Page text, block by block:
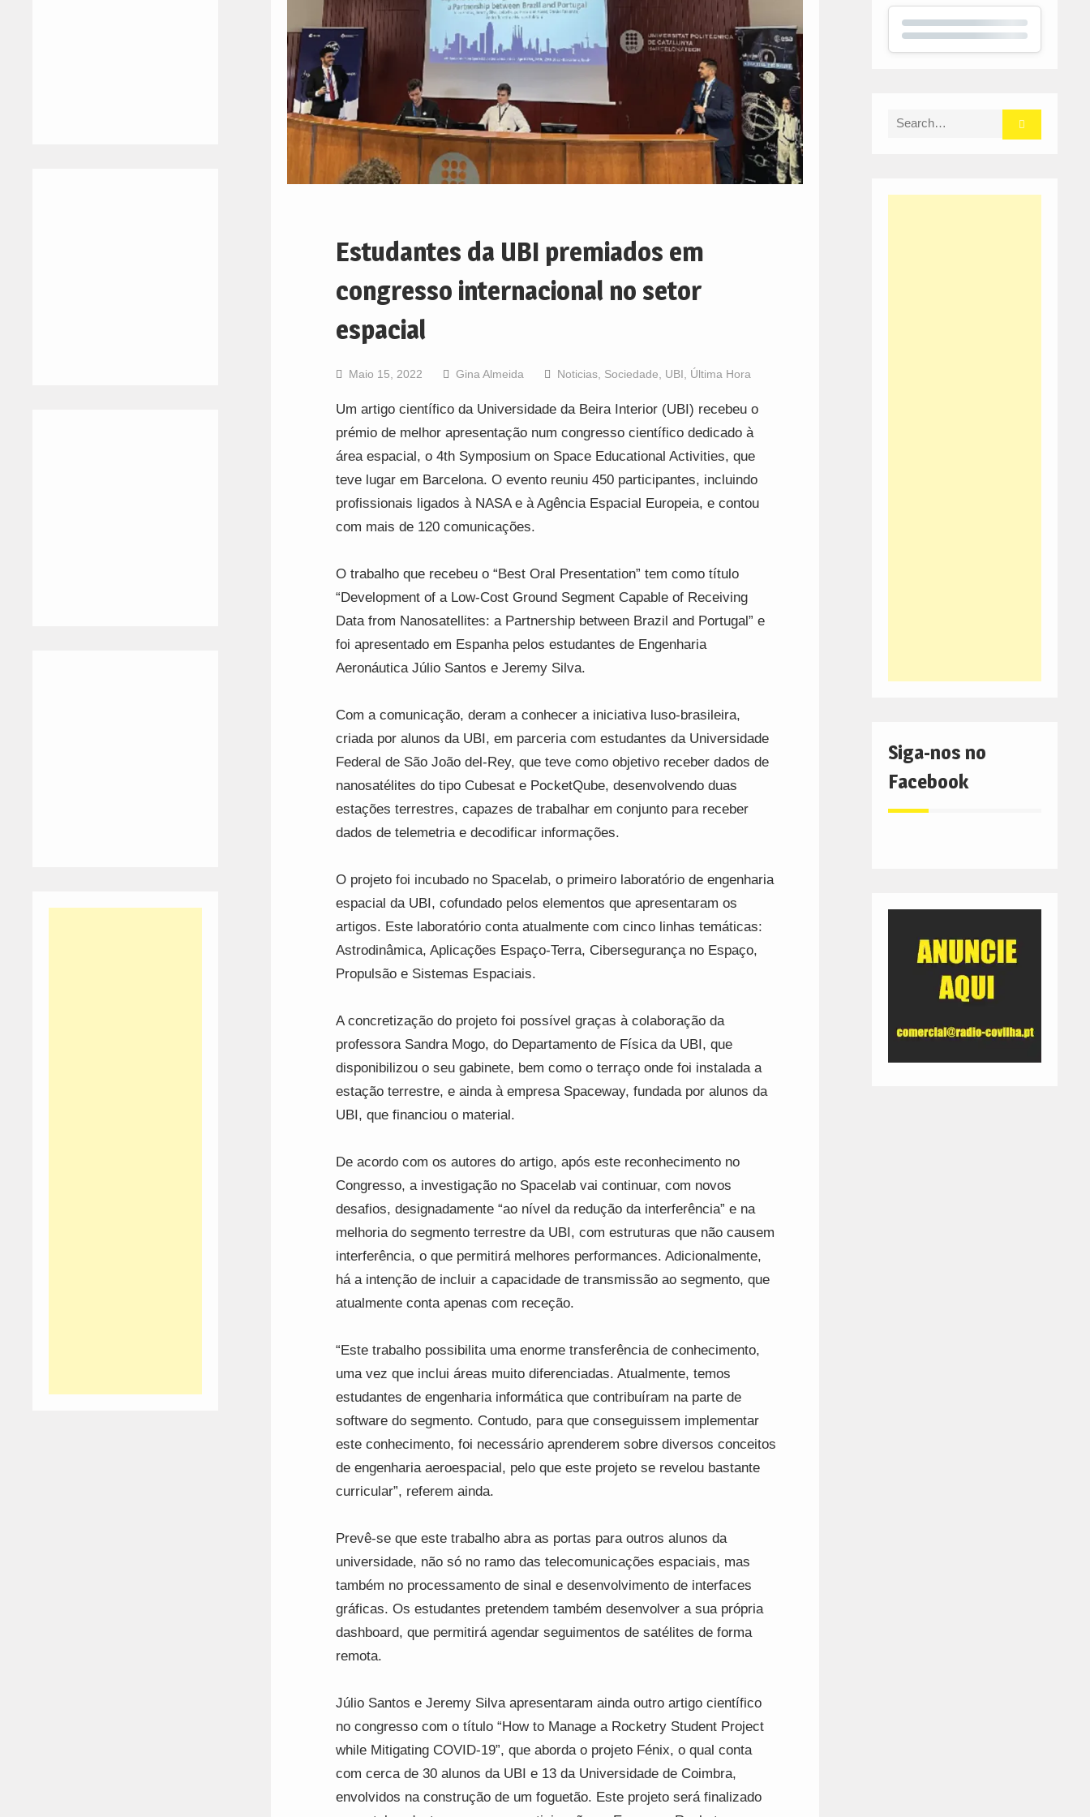
Estudantes da UBI premiados em
congresso internacional no setor
espacial
Maio 15, 2022 Gina Almeida Noticias, Sociedade, UBI, Última Hora
Um artigo científico da Universidade da Beira Interior (UBI) recebeu o
prémio de melhor apresentação num congresso científico dedicado à
área espacial, o 4th Symposium on Space Educational Activities, que
teve lugar em Barcelona. O evento reuniu 450 participantes, incluindo
profissionais ligados à NASA e à Agência Espacial Europeia, e contou
com mais de 120 comunicações.
O trabalho que recebeu o “Best Oral Presentation” tem como título
“Development of a Low-Cost Ground Segment Capable of Receiving
Data from Nanosatellites: a Partnership between Brazil and Portugal” e
foi apresentado em Espanha pelos estudantes de Engenharia
Aeronáutica Júlio Santos e Jeremy Silva.
Com a comunicação, deram a conhecer a iniciativa luso-brasileira,
criada por alunos da UBI, em parceria com estudantes da Universidade
Federal de São João del-Rey, que teve como objetivo receber dados de
nanosatélites do tipo Cubesat e PocketQube, desenvolvendo duas
estações terrestres, capazes de trabalhar em conjunto para receber
dados de telemetria e decodificar informações.
O projeto foi incubado no Spacelab, o primeiro laboratório de engenharia
espacial da UBI, cofundado pelos elementos que apresentaram os
artigos. Este laboratório conta atualmente com cinco linhas temáticas:
Astrodinâmica, Aplicações Espaço-Terra, Cibersegurança no Espaço,
Propulsão e Sistemas Espaciais.
A concretização do projeto foi possível graças à colaboração da
professora Sandra Mogo, do Departamento de Física da UBI, que
disponibilizou o seu gabinete, bem como o terraço onde foi instalada a
estação terrestre, e ainda à empresa Spaceway, fundada por alunos da
UBI, que financiou o material.
De acordo com os autores do artigo, após este reconhecimento no
Congresso, a investigação no Spacelab vai continuar, com novos
desafios, designadamente “ao nível da redução da interferência” e na
melhoria do segmento terrestre da UBI, com estruturas que não causem
interferência, o que permitirá melhores performances. Adicionalmente,
há a intenção de incluir a capacidade de transmissão ao segmento, que
atualmente conta apenas com receção.
“Este trabalho possibilita uma enorme transferência de conhecimento,
uma vez que inclui áreas muito diferenciadas. Atualmente, temos
estudantes de engenharia informática que contribuíram na parte de
software do segmento. Contudo, para que conseguissem implementar
este conhecimento, foi necessário aprenderem sobre diversos conceitos
de engenharia aeroespacial, pelo que este projeto se revelou bastante
curricular”, referem ainda.
Prevê-se que este trabalho abra as portas para outros alunos da
universidade, não só no ramo das telecomunicações espaciais, mas
também no processamento de sinal e desenvolvimento de interfaces
gráficas. Os estudantes pretendem também desenvolver a sua própria
dashboard, que permitirá agendar seguimentos de satélites de forma
remota.
Júlio Santos e Jeremy Silva apresentaram ainda outro artigo científico
no congresso com o título “How to Manage a Rocketry Student Project
while Mitigating COVID-19”, que aborda o projeto Fénix, o qual conta
com cerca de 30 alunos da UBI e 13 da Universidade de Coimbra,
envolvidos na construção de um foguetão. Este projeto será finalizado
Search
Siga-nos no
Facebook